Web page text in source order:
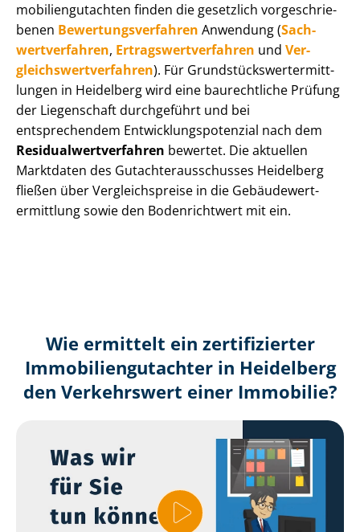
mo­bi­li­en­gut­ach­ten finden die gesetzlich vor­ge­schrie­
be­nen Be­wer­tungs­ver­fah­ren Anwendung (Sach­
wert­ver­fah­ren, Er­trags­wert­ver­fah­ren und Ver­
gleichs­wert­ver­fah­ren). Für Grund­stücks­wert­ermitt­
lun­gen in Heidelberg wird eine baurechtliche Prüfung
der Liegenschaft durchgeführt und bei
entsprechendem Ent­wick­lungs­po­ten­zi­al nach dem
Re­si­du­al­wert­ver­fah­ren bewertet. Die aktuellen
Marktdaten des Gut­ach­ter­aus­schus­ses Heidelberg
fließen über Ver­gleichs­prei­se in die Ge­bäu­de­wert­
ermitt­lung sowie den Bodenrichtwert mit ein.
Wie ermittelt ein zertifizierter
Immobilien­gutachter in Heidelberg
den Verkehrswert einer Immobilie?